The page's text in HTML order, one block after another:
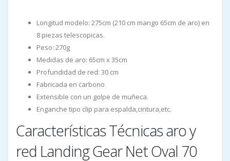
Longitud modelo: 275cm (210 cm mango 65cm de aro) en
8 piezas telescopicas.
Peso: 270g
Medidas de aro: 65cm x 35cm
Profundidad de red: 30 cm
Fabricada en carbono
Extensible con un golpe de muñeca.
Enganche tipo clip para espalda,cintura,etc.
Características Técnicas aro y
red Landing Gear Net Oval 70